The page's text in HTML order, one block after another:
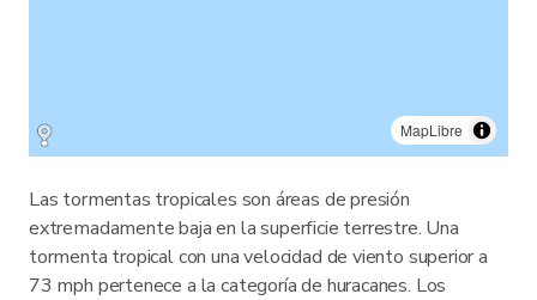
MapLibre
Las tormentas tropicales son áreas de presión
extremadamente baja en la superficie terrestre. Una
tormenta tropical con una velocidad de viento superior a
73 mph pertenece a la categoría de huracanes. Los